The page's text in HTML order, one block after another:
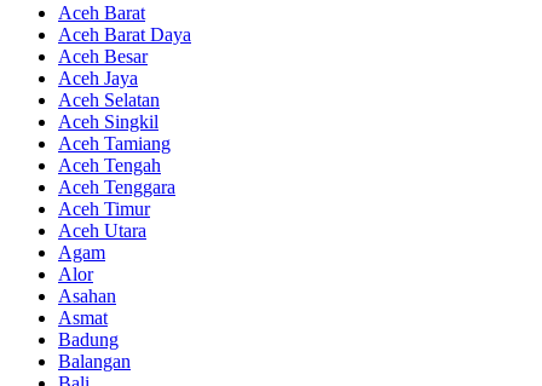
Aceh Barat
Aceh Barat Daya
Aceh Besar
Aceh Jaya
Aceh Selatan
Aceh Singkil
Aceh Tamiang
Aceh Tengah
Aceh Tenggara
Aceh Timur
Aceh Utara
Agam
Alor
Asahan
Asmat
Badung
Balangan